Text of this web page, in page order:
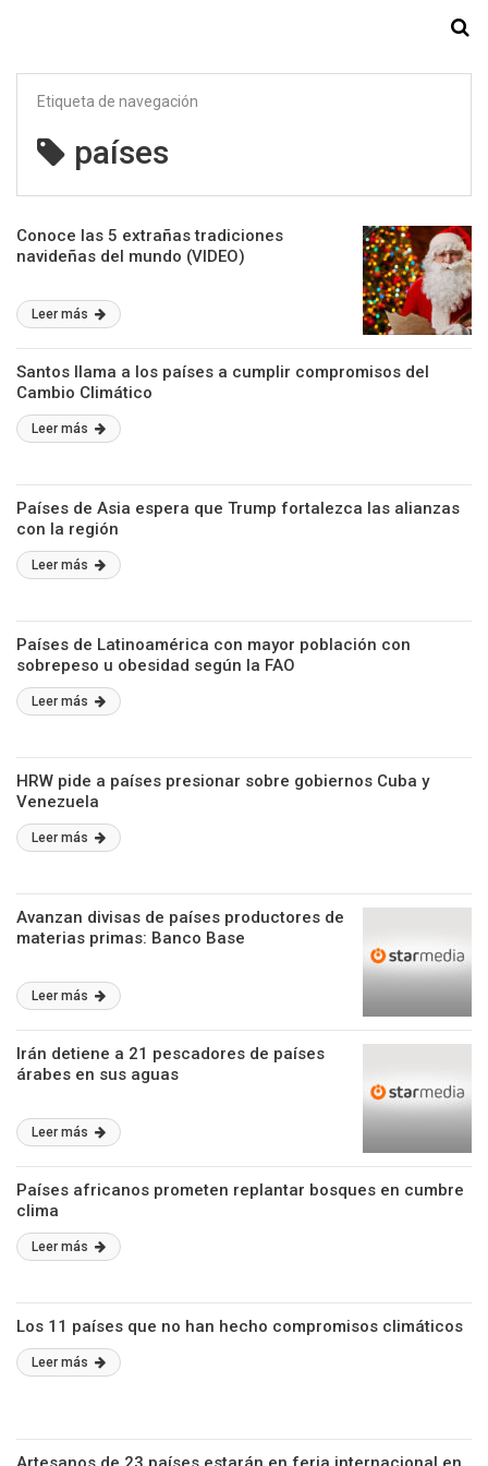
Etiqueta de navegación
países
Conoce las 5 extrañas tradiciones
navideñas del mundo (VIDEO)
Leer más
Santos llama a los países a cumplir compromisos del
Cambio Climático
Leer más
Países de Asia espera que Trump fortalezca las alianzas
con la región
Leer más
Países de Latinoamérica con mayor población con
sobrepeso u obesidad según la FAO
Leer más
HRW pide a países presionar sobre gobiernos Cuba y
Venezuela
Leer más
Avanzan divisas de países productores de
materias primas: Banco Base
Leer más
Irán detiene a 21 pescadores de países
árabes en sus aguas
Leer más
Países africanos prometen replantar bosques en cumbre
clima
Leer más
Los 11 países que no han hecho compromisos climáticos
Leer más